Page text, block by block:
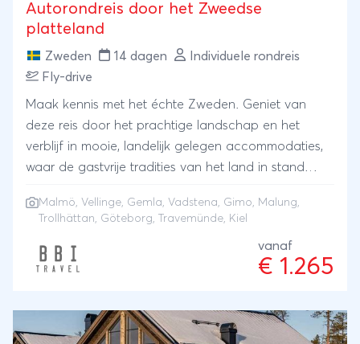
Autorondreis door het Zweedse
platteland
Zweden 14 dagen
Individuele rondreis
Fly-drive
Maak kennis met het échte Zweden. Geniet van
deze reis door het prachtige landschap en het
verblijf in mooie, landelijk gelegen accommodaties,
waar de gastvrije tradities van het land in stand
met Finnlines van Travemünde naar Malmö 2
Gransholm - Gemla 2 nachten Vadstena
Klosterhotel - Vadstena 2 nachten Gimo Herrgård -
nachten Albert Kök & Hotell - Trollhättan 1 nacht
overtocht met Stena Line van Göteborg naar Kiel
Malmö, Vellinge, Gemla, Vadstena, Gimo, Malung,
Trollhättan, Göteborg, Travemünde, Kiel
vanaf
€ 1.265